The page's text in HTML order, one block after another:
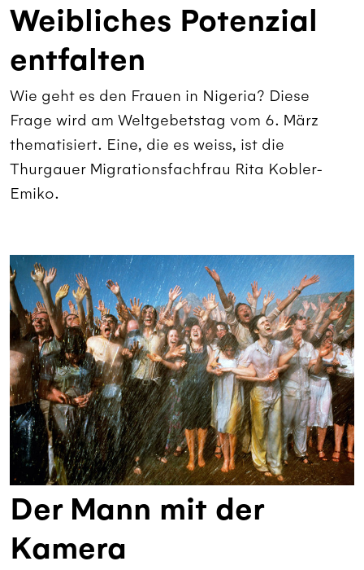
Weibliches Potenzial
entfalten
Wie geht es den Frauen in Nigeria? Diese
Frage wird am Weltgebetstag vom 6. März
thematisiert. Eine, die es weiss, ist die
Thurgauer Migrationsfachfrau Rita Kobler-
Emiko.
Der Mann mit der
Kamera